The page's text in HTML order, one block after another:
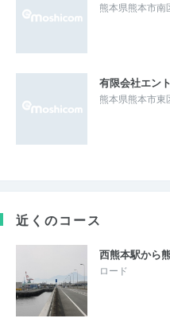
熊本県熊本市南
有限会社エン
熊本県熊本市東
近くのコース
西熊本駅から
ロード